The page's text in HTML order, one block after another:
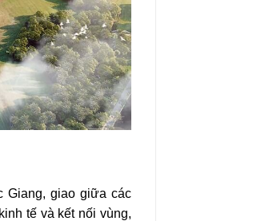
Giang, giao giữa các
tế và kết nối vùng,